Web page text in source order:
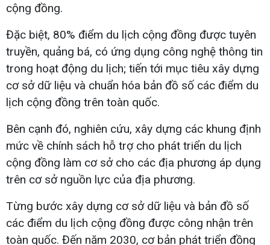
cộng đồng.
Đặc biệt, 80% điểm du lịch cộng đồng được tuyên
truyền, quảng bá, có ứng dụng công nghệ thông tin
trong hoạt động du lịch; tiến tới mục tiêu xây dựng
cơ sở dữ liệu và chuẩn hóa bản đồ số các điểm du
lịch cộng đồng trên toàn quốc.
Bên cạnh đó, nghiên cứu, xây dựng các khung định
mức về chính sách hỗ trợ cho phát triển du lịch
cộng đồng làm cơ sở cho các địa phương áp dụng
trên cơ sở nguồn lực của địa phương.
Từng bước xây dựng cơ sở dữ liệu và bản đồ số
các điểm du lịch cộng đồng được công nhận trên
toàn quốc. Đến năm 2030, cơ bản phát triển đồng